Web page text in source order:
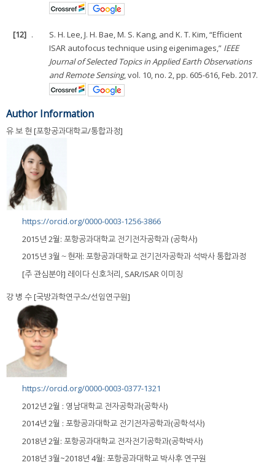
[12] .
S. H. Lee, J. H. Bae, M. S. Kang, and K. T. Kim, “Efficient
ISAR autofocus technique using eigenimages,” IEEE
Journal of Selected Topics in Applied Earth Observations
and Remote Sensing, vol. 10, no. 2, pp. 605-616, Feb. 2017.
Author Information
유 보 현 [포항공과대학교/통합과정]
https://orcid.org/0000-0003-1256-3866
2015년 2월: 포항공과대학교 전기전자공학과 (공학사)
2015년 3월～현재: 포항공과대학교 전기전자공학과 석박사 통합과정
[주 관심분야] 레이다 신호처리, SAR/ISAR 이미징
강 병 수 [국방과학연구소/선임연구원]
https://orcid.org/0000-0003-0377-1321
2012년 2월 : 영남대학교 전자공학과(공학사)
2014년 2월 : 포항공과대학교 전기전자공학과(공학석사)
2018년 2월: 포항공과대학교 전자전기공학과(공학박사)
2018년 3월~2018년 4월: 포항공과대학교 박사후 연구원